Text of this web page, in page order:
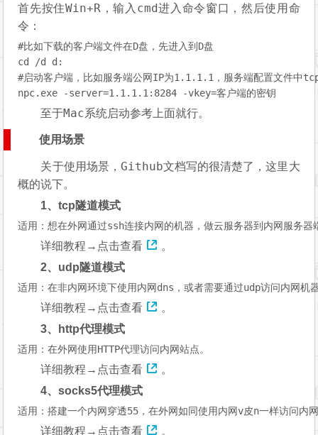
首先按住Win+R ，输入 cmd进入命令窗口，然后使用命
令：
#比如下载的客户端文件在D盘，先进入到D盘
cd
#启动客户端，比如服务端公网IP为1.1.1.1，服务端配置文件中
npc.exe -server=1.1.1.1:8284
至于Mac系统启动参考上面就行。
使用场景
关于使用场景， Github文档写的很清楚了，这里大
概的说下。
1、tcp隧道模式
详细教程→ 点击查看
。
2、udp隧道模式
适用：在非内网环境下使用内网dns，或者需要通过udp访问内网机
详细教程→ 点击查看
。
3、http代理模式
适用：在外网使用HTTP代理访问内网站点。
详细教程→ 点击查看
。
4、socks5代理模式
适用：搭建一个内网穿透55，在外网如同使用内网v皮n一样访问内
详细教程→ 点击查看 。